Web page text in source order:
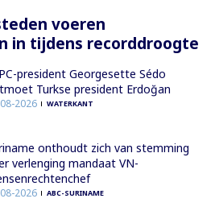
voeren
in tijdens recorddroogte
president Georgesette Sédo
Turkse president Erdoğan
2026 WATERKANT
onthoudt zich van stemming
verlenging mandaat VN-
2026 ABC-SURINAME